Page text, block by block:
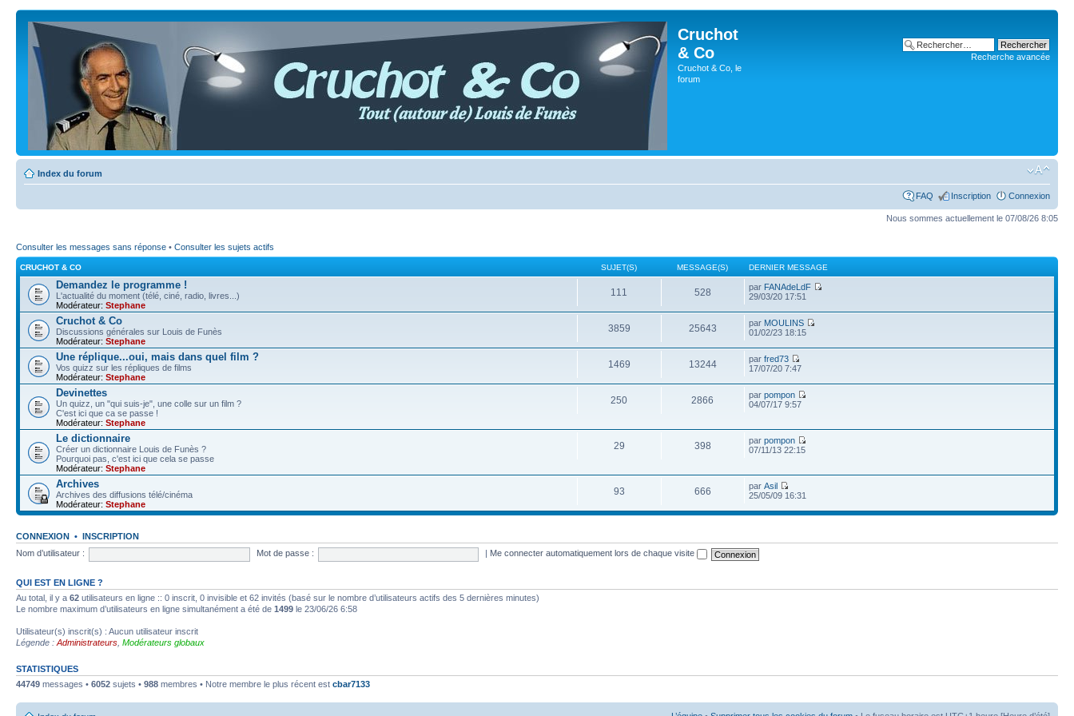
Cruchot
& Co
Cruchot & Co, le
forum
Recherche avancée
Index du forum
FAQ Inscription Connexion
Nous sommes actuellement le 07/08/26 8:05
Consulter les messages sans réponse • Consulter les sujets actifs
CRUCHOT & CO SUJET(S) MESSAGE(S) DERNIER MESSAGE
Demandez le programme !
L'actualité du moment (télé, ciné, radio, livres...)
Modérateur: Stephane
111 528 par FANAdeLdF
29/03/20 17:51
Cruchot & Co
Discussions générales sur Louis de Funès
Modérateur: Stephane
3859 25643 par MOULINS
01/02/23 18:15
Une réplique...oui, mais dans quel film ?
Vos quizz sur les répliques de films
Modérateur: Stephane
1469 13244 parfred73
17/07/20 7:47
Devinettes
Un quizz, un "qui suis-je", une colle sur un film ?
C'est ici que ca se passe !
Modérateur: Stephane
250 2866 parpompon
04/07/17 9:57
Le dictionnaire
Créer un dictionnaire Louis de Funès ?
Pourquoi pas, c'est ici que cela se passe
Modérateur: Stephane
29 398 parpompon
07/11/13 22:15
Archives
Archives des diffusions télé/cinéma
Modérateur: Stephane
93 666 parAsil
25/05/09 16:31
CONNEXION • INSCRIPTION
Nom d’utilisateur :
Mot de passe : Me connecter automatiquement lors de chaque visite
QUI EST EN LIGNE ?
Au total, il y a 62 utilisateurs en ligne :: 0 inscrit, 0 invisible et 62 invités (basé sur le nombre d’utilisateurs actifs des 5 dernières minutes)
Le nombre maximum d’utilisateurs en ligne simultanément a été de 1499 le 23/06/26 6:58
Utilisateur(s) inscrit(s) : Aucun utilisateur inscrit
Légende : Administrateurs Modérateurs globaux
STATISTIQUES
44749 messages • 6052 sujets • 988 membres • Notre membre le plus récent est cbar7133